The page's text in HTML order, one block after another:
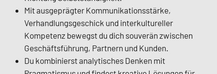
Mit ausgeprägter Kommunikationsstärke,
Verhandlungsgeschick und interkultureller
Kompetenz bewegst du dich souverän zwischen
Geschäftsführung, Partnern und Kunden.
Du kombinierst analytisches Denken mit